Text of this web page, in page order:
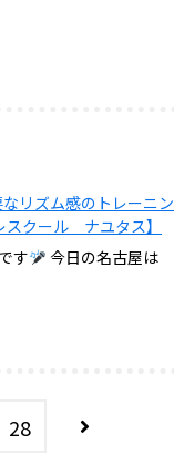
リズム感のトレーニン
スクール ナユタス】
す
今日の名古屋は
28